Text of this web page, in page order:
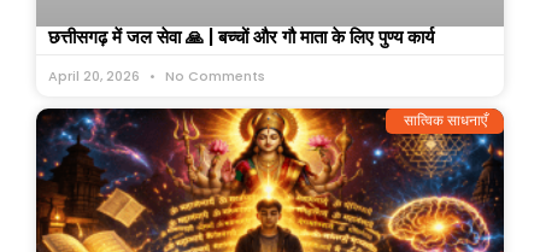
छत्तीसगढ़ में जल सेवा 🙏 | बच्चों और गौ माता के लिए पुण्य कार्य
April 20, 2026 No Comments
सात्विक साधनाएँ